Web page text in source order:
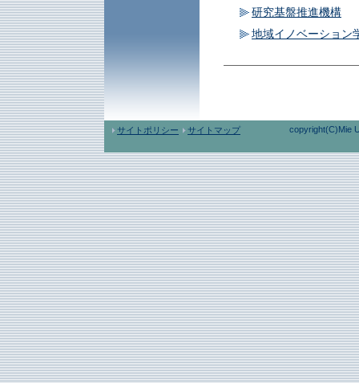
研究基盤推進機構
地域イノベーション
サイトポリシー サイトマップ copyright(C)Mie